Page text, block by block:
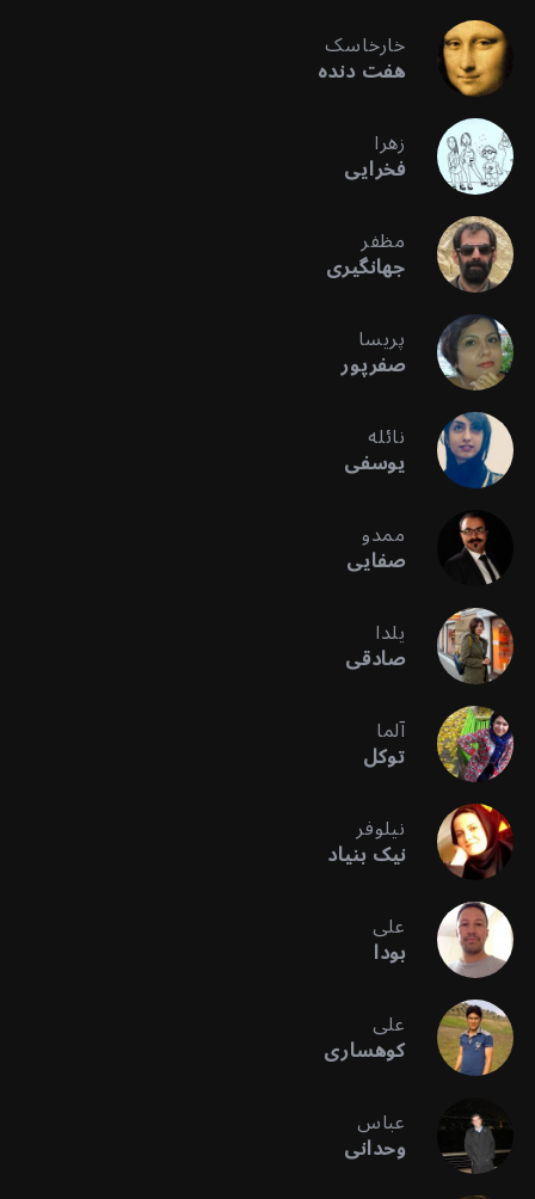
خارخاسک
هفت دنده
زهرا
فخرایی
مظفر
جهانگیری
پریسا
صفرپور
نائله
یوسفی
ممدو
صفایی
یلدا
صادقی
آلما
توکل
نیلوفر
نیک بنیاد
علی
بودا
علی
کوهساری
عباس
وحدانی